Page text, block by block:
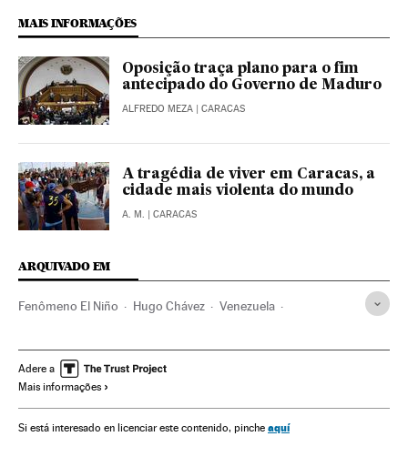
MAIS INFORMAÇÕES
Oposição traça plano para o fim
antecipado do Governo de Maduro
ALFREDO MEZA | CARACAS
A tragédia de viver em Caracas, a
cidade mais violenta do mundo
A. M. | CARACAS
ARQUIVADO EM
Fenômeno El Niño Hugo Chávez Venezuela
Produção energia Conjuntura econômica
América do Sul
América Economia Energia
Adere a
Mais informações
Si está interesado en licenciar este contenido, pinche aquí